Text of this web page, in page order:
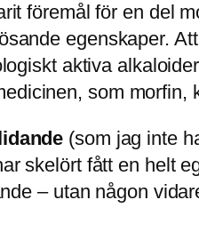
föremål för en del
egenskaper.
aktiva
som morfin,
(som jag inte
skelört fått en helt
– utan någon